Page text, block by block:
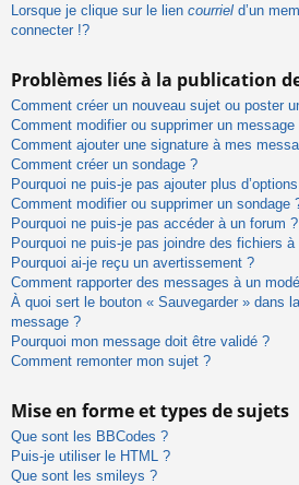
Lorsque je clique sur le lien courriel d’un
connecter !?
Problèmes liés à la publication
Comment créer un nouveau sujet ou poster
Comment modifier ou supprimer un message
Comment ajouter une signature à mes
Comment créer un sondage ?
Pourquoi ne puis-je pas ajouter plus
Comment modifier ou supprimer un sondage
Pourquoi ne puis-je pas accéder à un forum ?
Pourquoi ne puis-je pas joindre des fichiers
Pourquoi ai-je reçu un avertissement ?
Comment rapporter des messages à un
À quoi sert le bouton « Sauvegarder » dans
message ?
Pourquoi mon message doit être validé ?
Comment remonter mon sujet ?
Mise en forme et types de sujets
Que sont les BBCodes ?
Puis-je utiliser le HTML ?
Que sont les smileys ?